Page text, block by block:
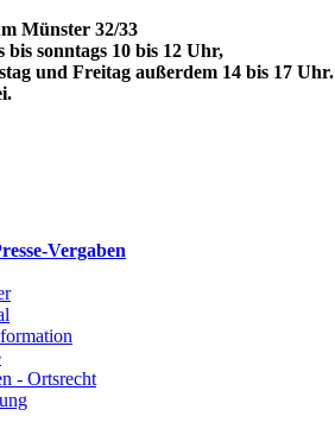
Münster 32/33
bis sonntags 10 bis 12 Uhr,
und Freitag außerdem 14 bis 17 Uhr.
Vergaben
- Ortsrecht